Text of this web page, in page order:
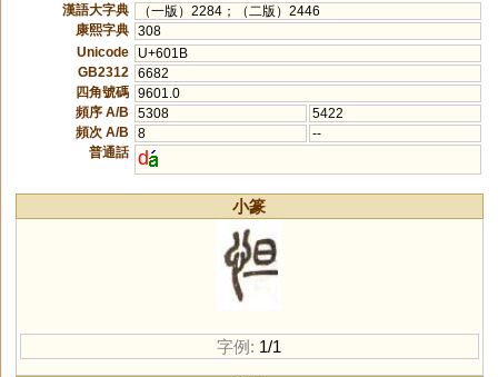
漢語大字典
（一版）2284；（二版）2446
康熙字典 308
Unicode
U+601B
GB2312
6682
四角號碼 9601.0
頻序 A/B
5308
5422
頻次 A/B
8
--
普通話 d
小篆
字例: 1/1